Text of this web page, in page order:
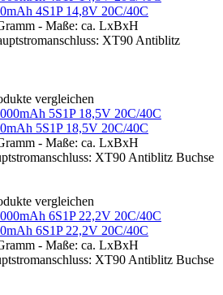
4S1P 14,8V 20C/40C
- Maße: ca. LxBxH
XT90 Antiblitz
vergleichen
5S1P 18,5V 20C/40C
- Maße: ca. LxBxH
XT90 Antiblitz Buchse
vergleichen
6S1P 22,2V 20C/40C
- Maße: ca. LxBxH
XT90 Antiblitz Buchse